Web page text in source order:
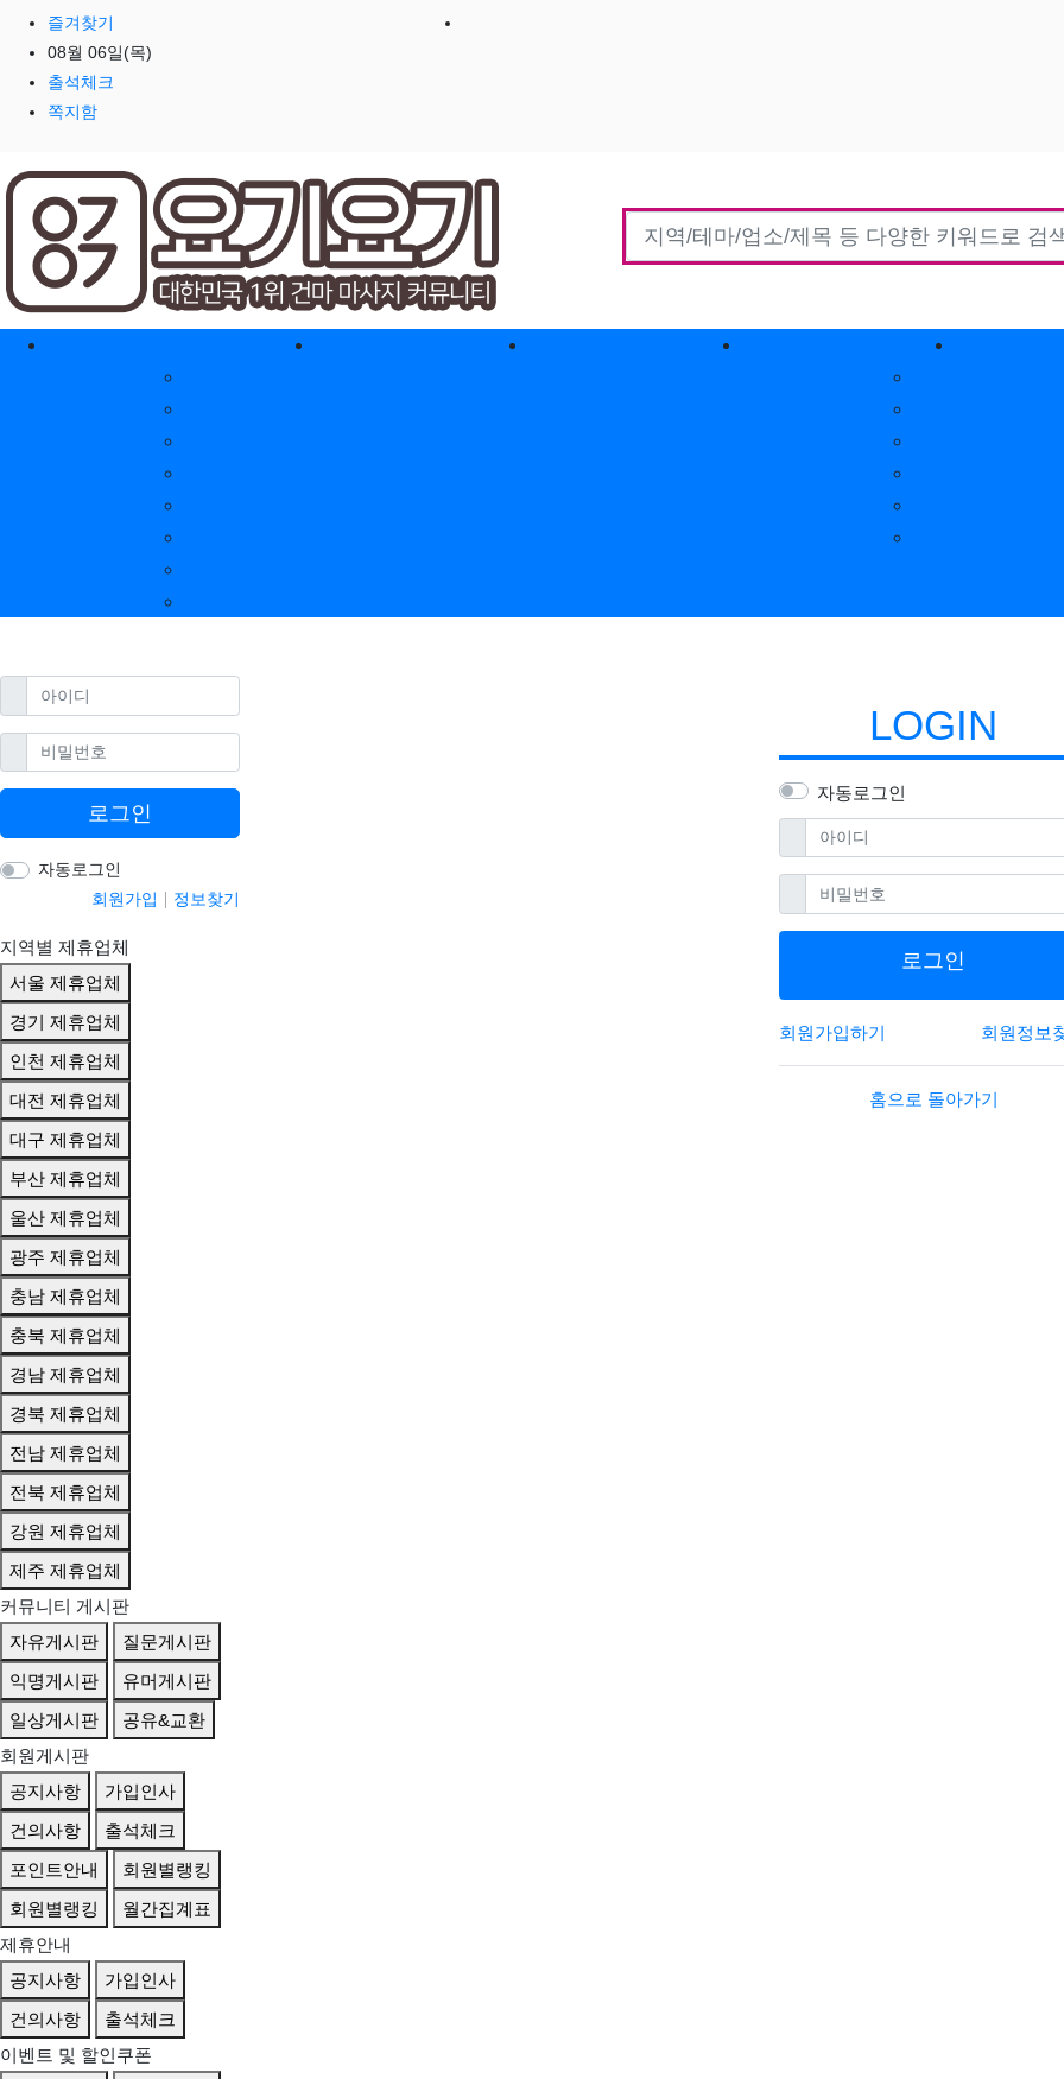
즐겨찾기
08월 06일(목)
출석체크
쪽지함
홈으로
LOGIN
자동로그인
아이디필수
비밀번호필수
로그인
회원가입하기 회원정보
홈으로 돌아가기
아이디필수
비밀번호필수
로그인
자동로그인
회원가입
정보찾기
지역별 제휴업체
서울 제휴업체
경기 제휴업체
인천 제휴업체
대전 제휴업체
대구 제휴업체
부산 제휴업체
울산 제휴업체
광주 제휴업체
충남 제휴업체
충북 제휴업체
경남 제휴업체
경북 제휴업체
전남 제휴업체
전북 제휴업체
강원 제휴업체
제주 제휴업체
커뮤니티 게시판
자유게시판
질문게시판
익명게시판
유머게시판
일상게시판
공유&교환
회원게시판
공지사항
가입인사
건의사항
출석체크
포인트안내
회원별랭킹
회원별랭킹
월간집계표
제휴안내
공지사항
가입인사
건의사항
출석체크
이벤트 및 할인쿠폰